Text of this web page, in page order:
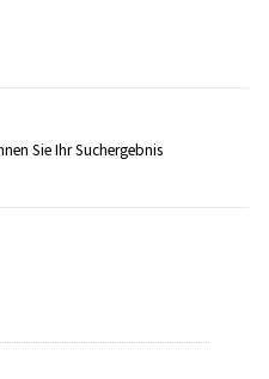
Sie Ihr Suchergebnis